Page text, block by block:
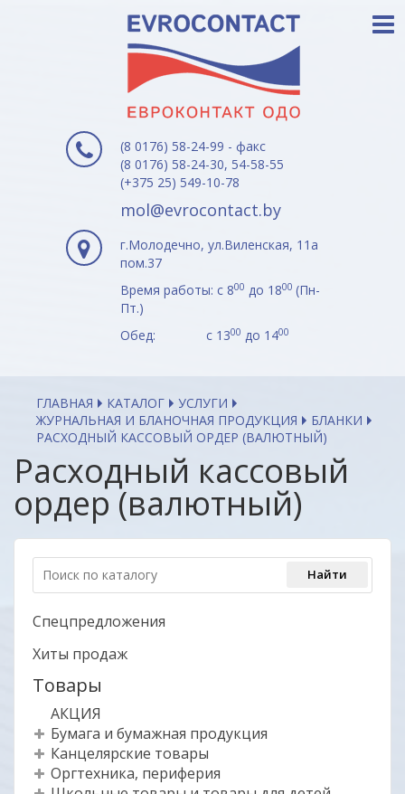
(8 0176) 58-24-99 - факс
(8 0176) 58-24-30, 54-58-55
(+375 25) 549-10-78
mol@evrocontact.by
г.Молодечно, ул.Виленская, 11а
пом.37
Время работы: с 800 до 1800 (Пн-
Пт.)
Обед: с 1300 до 1400
ГЛАВНАЯ КАТАЛОГ
УСЛУГИ
ЖУРНАЛЬНАЯ И БЛАНОЧНАЯ ПРОДУКЦИЯ
БЛАНКИ
РАСХОДНЫЙ КАССОВЫЙ ОРДЕР (ВАЛЮТНЫЙ)
Расходный кассовый
ордер (валютный)
Спецпредложения
Хиты продаж
Товары
АКЦИЯ
Бумага и бумажная продукция
Канцелярские товары
Оргтехника, периферия